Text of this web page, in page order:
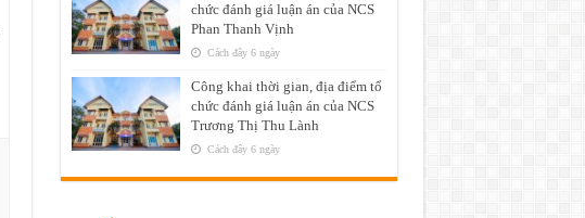
chức đánh giá luận án của NCS
Phan Thanh Vịnh
Cách đây 6 ngày
Công khai thời gian, địa điểm tổ
chức đánh giá luận án của NCS
Trương Thị Thu Lành
Cách đây 6 ngày